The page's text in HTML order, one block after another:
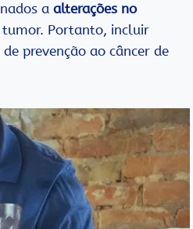
a alterações no
Portanto, incluir
prevenção ao câncer de